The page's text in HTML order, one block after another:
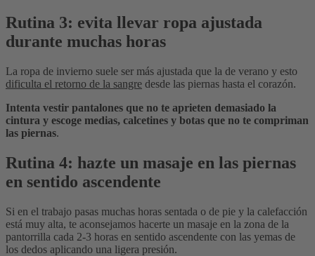
Rutina 3: evita llevar ropa ajustada
durante muchas horas
La ropa de invierno suele ser más ajustada que la de verano y esto
dificulta el retorno de la sangre desde las piernas hasta el corazón.
Intenta vestir pantalones que no te aprieten demasiado la
cintura y escoge medias, calcetines y botas que no te compriman
las piernas.
Rutina 4: hazte un masaje en las piernas
en sentido ascendente
Si en el trabajo pasas muchas horas sentada o de pie y la calefacción
está muy alta, te aconsejamos hacerte un masaje en la zona de la
pantorrilla cada 2-3 horas en sentido ascendente con las yemas de
los dedos aplicando una ligera presión.